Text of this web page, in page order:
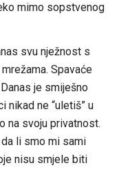
mimo sopstvenog
svu nježnost s
Spavaće
je smiješno
nikad ne “uletiš” u
na svoju privatnost.
li smo mi sami
nisu smjele biti